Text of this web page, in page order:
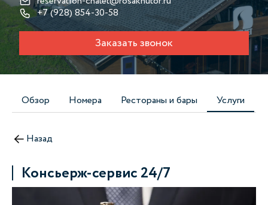
+7 (928) 854-30-58
Заказать звонок
Обзор Номера Рестораны и бары Услуги
Назад
Консьерж-сервис 24/7